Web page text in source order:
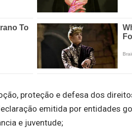
proteção e defesa dos
emitida por entidades
e juventude;